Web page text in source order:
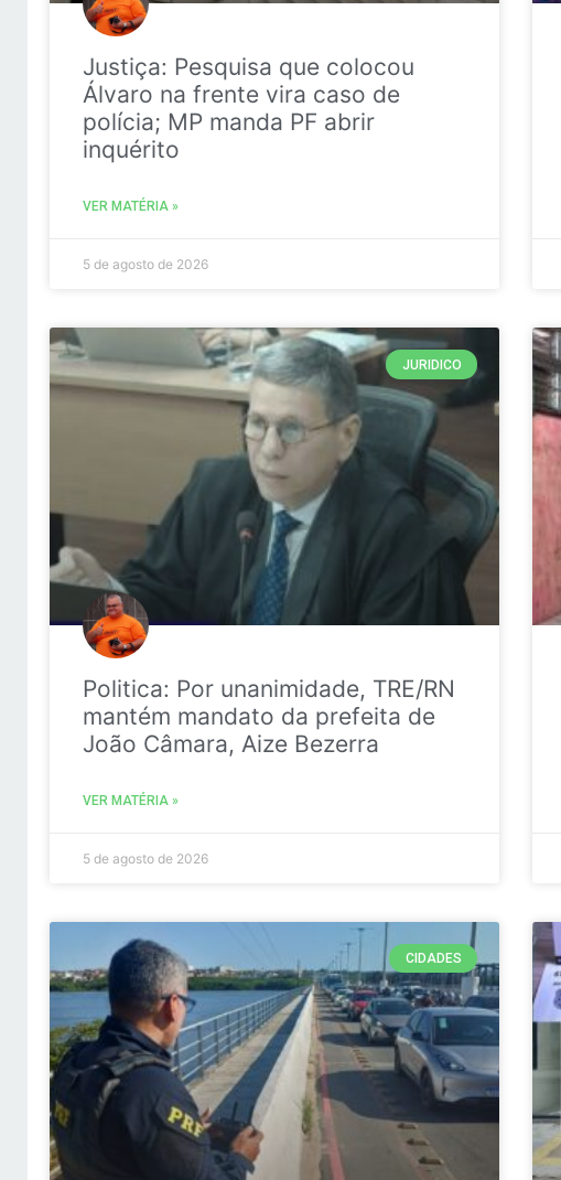
Justiça: Pesquisa que colocou
Álvaro na frente vira caso de
polícia; MP manda PF abrir
inquérito
VER MATÉRIA »
5 de agosto de 2026
JURIDICO
Politica: Por unanimidade, TRE/RN
mantém mandato da prefeita de
João Câmara, Aize Bezerra
VER MATÉRIA »
5 de agosto de 2026
CIDADES